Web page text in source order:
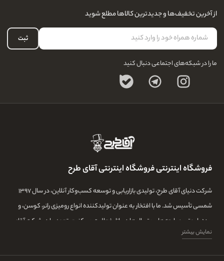
درباره ما
تماس با ما
سوالات متداول
لیست علاقه‌مندی
حساب کاربری
از آخرین تخفیف‌ها و جدیدترین کالاها مطلع شوید
ثبت
ما را در شبکه‌های اجتماعی دنبال کنید
فروشگاه اینترنتی فروشگاه اینترنتی آقای طرح
شرکت دنیای آقای طرح، تولیدی بازاریابی و توسعه کسب‌وکار آنلاین، در سال ۱۳۹۷
شمسی تأسیس شد. ما با افتخار به عنوان تولیدکننده انواع رومیزی رانر، کوسن، و
پرده با بهترین پارچه‌ها و متریال‌ها در بازار فعالیت می‌کنیم. تعهد ما در شرکت آقای
طرح، تولید بهترین محصولات با استفاده از تیمی ماهر و با تجربه و بهترین خیاط ها
نمایش بیشتر